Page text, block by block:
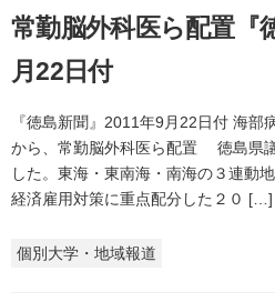
常勤脳外科医ら配置『
月22日付
『徳島新聞』2011年9月22日付 海
から、常勤脳外科医ら配置 徳島県
した。東海・東南海・南海の３連動
経済雇用対策に重点配分した２０ […]
個別大学・地域報道